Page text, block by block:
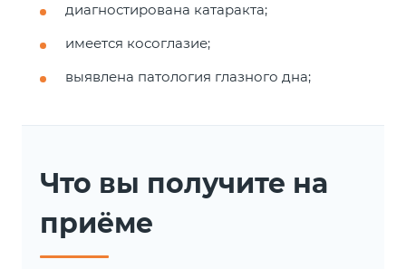
диагностирована катаракта;
имеется косоглазие;
выявлена патология глазного дна;
Что вы получите на
приёме